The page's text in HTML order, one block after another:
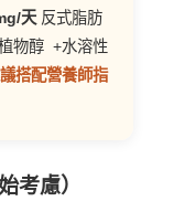
天 反式脂肪
物醇 +水溶性
搭配營養師指
考慮）